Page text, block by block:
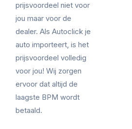
prijsvoordeel niet voor
jou maar voor de
dealer. Als Autoclick je
auto importeert, is het
prijsvoordeel volledig
voor jou! Wij zorgen
ervoor dat altijd de
laagste BPM wordt
betaald.